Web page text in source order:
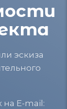
эскиза
на E-mail: